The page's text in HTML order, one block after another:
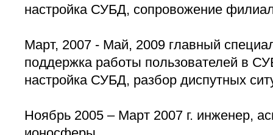
настройка СУБД, сопровожение
Март, 2007 - Май, 2009 главный
поддержка работы пользователей в
настройка СУБД, разбор диспутных
Ноябрь 2005 – Март 2007 г. инженер,